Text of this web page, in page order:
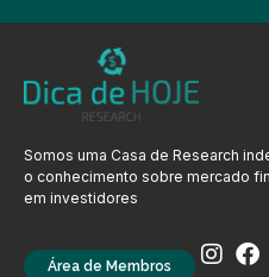
Somos uma Casa de Research
o conhecimento sobre mercado
em investidores
Área de Membros